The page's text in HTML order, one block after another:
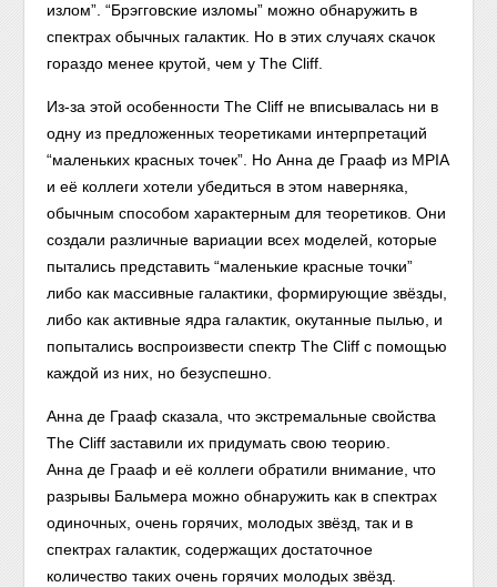
излом”. “Брэгговские изломы” можно обнаружить в
спектрах обычных галактик. Но в этих случаях скачок
гораздо менее крутой, чем у The Cliff.
Из-за этой особенности The Cliff не вписывалась ни в
одну из предложенных теоретиками интерпретаций
“маленьких красных точек”. Но Анна де Грааф из MPIA
и её коллеги хотели убедиться в этом наверняка,
обычным способом характерным для теоретиков. Они
создали различные вариации всех моделей, которые
пытались представить “маленькие красные точки”
либо как массивные галактики, формирующие звёзды,
либо как активные ядра галактик, окутанные пылью, и
попытались воспроизвести спектр The Cliff с помощью
каждой из них, но безуспешно.
Анна де Грааф сказала, что экстремальные свойства
The Cliff заставили их придумать свою теорию.
Анна де Грааф и её коллеги обратили внимание, что
разрывы Бальмера можно обнаружить как в спектрах
одиночных, очень горячих, молодых звёзд, так и в
спектрах галактик, содержащих достаточное
количество таких очень горячих молодых звёзд.